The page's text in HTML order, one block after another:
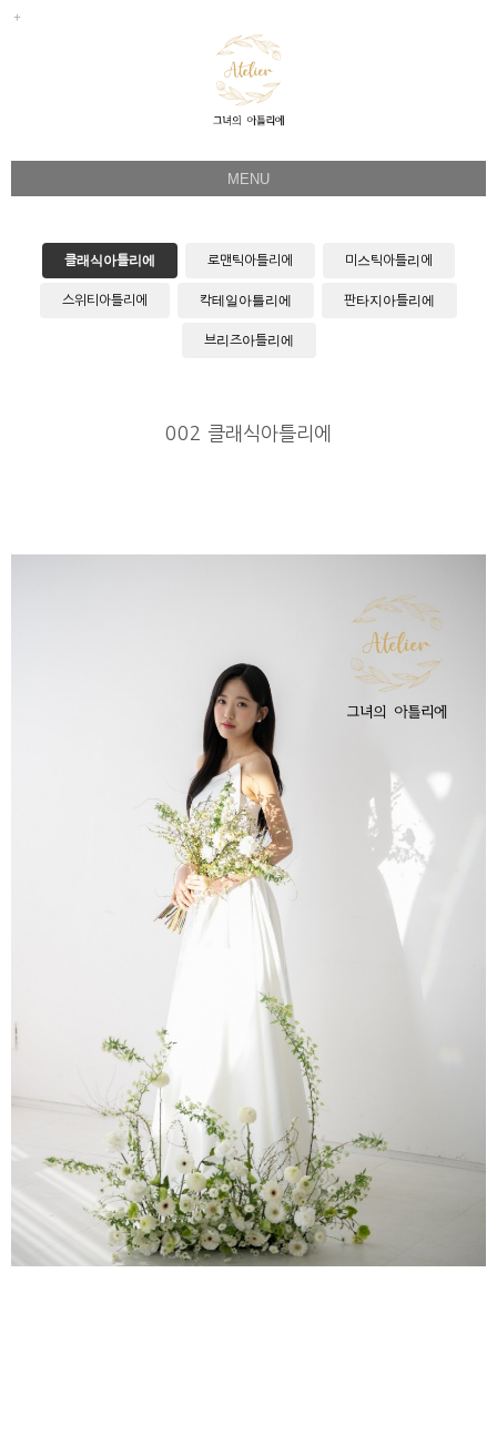
MENU
Flower Directing
Wedding Bouquet
클래식아틀리에 로맨틱아틀리에 미스틱아틀리에
스위티아틀리에 칵테일아틀리에 판타지아틀리에
브리즈아틀리에
002 클래식아틀리에